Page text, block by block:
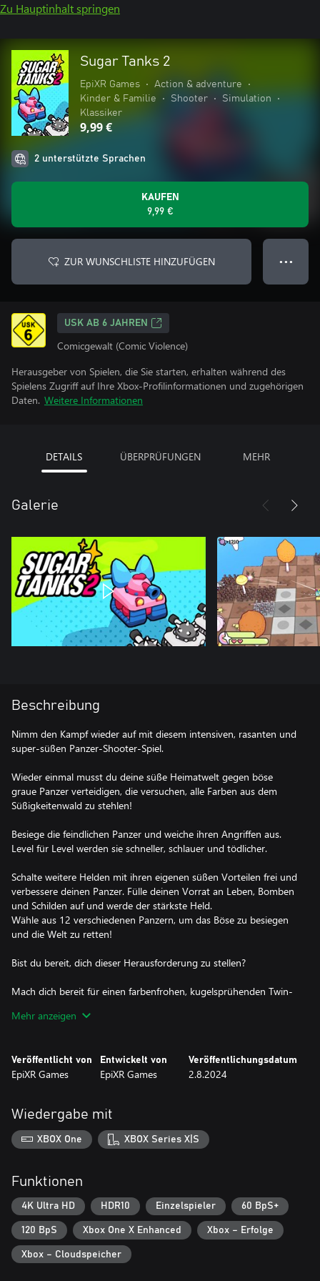
Zu Hauptinhalt springen
Sugar Tanks 2
EpiXR Games • Action & adventure
•
Kinder & Familie
• Shooter • Simulation
•
Klassiker
9,99 €
2 unterstützte Sprachen
KAUFEN
9,99 €
ZUR WUNSCHLISTE HINZUFÜGEN ● ● ●
USK AB 6 JAHREN
Comicgewalt (Comic Violence)
Herausgeber von Spielen, die Sie starten, erhalten während des
Spielens Zugriff auf Ihre Xbox-Profilinformationen und zugehörigen
Daten. Weitere Informationen
DETAILS ÜBERPRÜFUNGEN MEHR
Galerie
Beschreibung
Nimm den Kampf wieder auf mit diesem intensiven, rasanten und
super-süßen Panzer-Shooter-Spiel.
Wieder einmal musst du deine süße Heimatwelt gegen böse
graue Panzer verteidigen, die versuchen, alle Farben aus dem
Süßigkeitenwald zu stehlen!
Besiege die feindlichen Panzer und weiche ihren Angriffen aus.
Level für Level werden sie schneller, schlauer und tödlicher.
Schalte weitere Helden mit ihren eigenen süßen Vorteilen frei und
verbessere deinen Panzer. Fülle deinen Vorrat an Leben, Bomben
und Schilden auf und werde der stärkste Held.
Wähle aus 12 verschiedenen Panzern, um das Böse zu besiegen
und die Welt zu retten!
Bist du bereit, dich dieser Herausforderung zu stellen?
Mach dich bereit für einen farbenfrohen, kugelsprühenden Twin-
Mehr anzeigen
Veröffentlicht von
EpiXR Games
Entwickelt von
EpiXR Games
Veröffentlichungsdatum
2.8.2024
Wiedergabe mit
XBOX One XBOX Series X|S
Funktionen
4K Ultra HD HDR10 Einzelspieler 60 BpS+
120 BpS Xbox One X Enhanced Xbox – Erfolge
Xbox – Cloudspeicher